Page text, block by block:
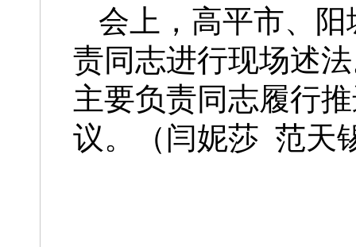
会上，高平市、
责同志进行现场述
主要负责同志履行
议。（闫妮莎 范天